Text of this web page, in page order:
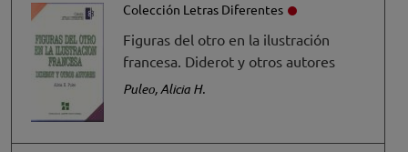
Colección Letras Diferentes
Figuras del otro en la ilustración
francesa. Diderot y otros autores
Puleo, Alicia H.